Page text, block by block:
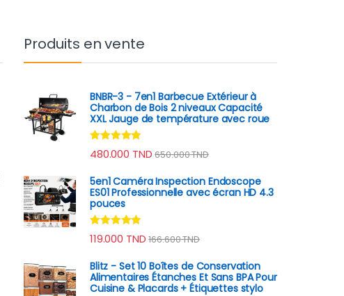
Produits en vente
BNBR-3 - 7en1 Barbecue Extérieur à
Charbon de Bois 2 niveaux Capacité
XXL Jauge de température avec roue
Note 4.70
sur 5
480.000 TND 650.000TND
5en1 Caméra Inspection Endoscope
ES01 Professionnelle avec écran HD 4.3
pouces
Note4.67
sur 5
119.000 TND 166.600TND
Blitz - Set 10 Boîtes de Conservation
Alimentaires Étanches Et Sans BPA Pour
Cuisine & Placards + Étiquettes stylo